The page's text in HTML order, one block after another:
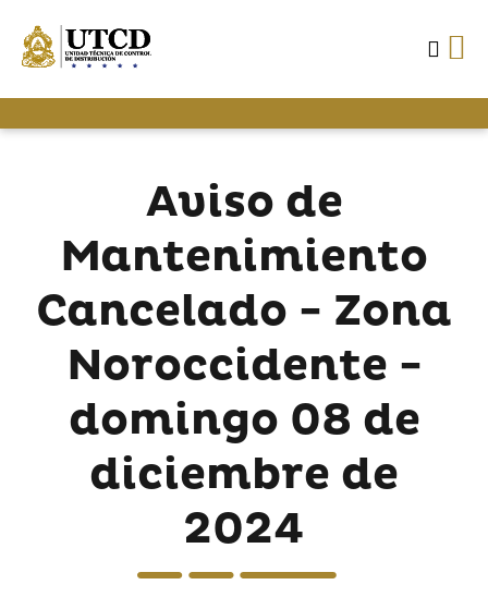
Aviso de
Mantenimiento
Cancelado - Zona
Noroccidente -
domingo 08 de
diciembre de
2024